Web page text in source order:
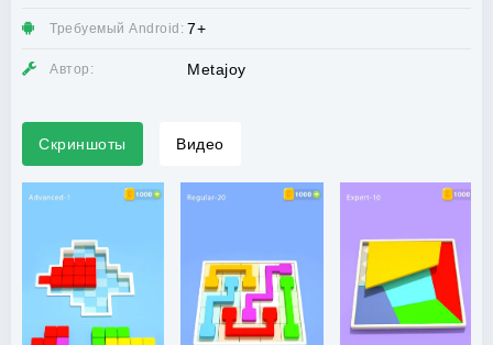
Требуемый Android: 7+
Автор: Metajoy
Скриншоты Видео